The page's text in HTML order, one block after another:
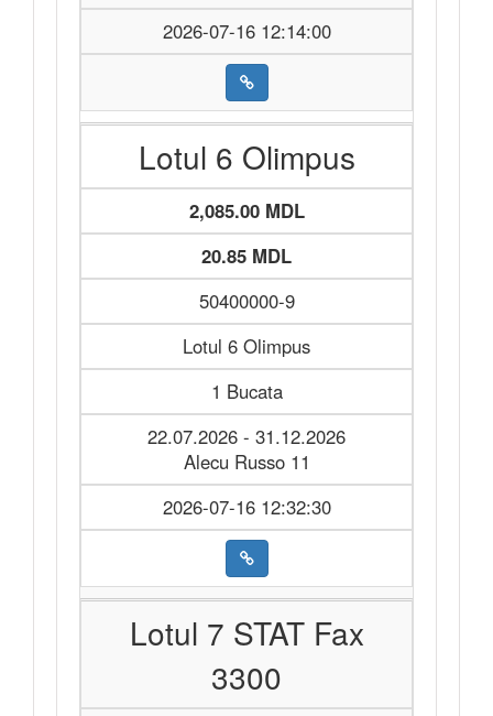
2026-07-16 12:14:00
Lotul 6 Olimpus
2,085.00 MDL
20.85 MDL
50400000-9
Lotul 6 Olimpus
1 Bucata
22.07.2026 - 31.12.2026
Alecu Russo 11
2026-07-16 12:32:30
Lotul 7 STAT Fax
3300